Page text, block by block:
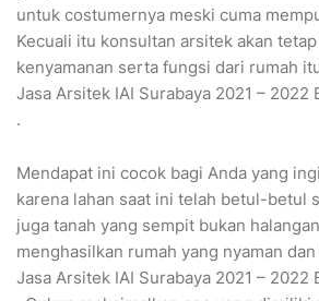
untuk costumernya meski cuma
Kecuali itu konsultan arsitek akan
kenyamanan serta fungsi dari rumah
Jasa Arsitek IAI Surabaya 2021 – 2022
.
Mendapat ini cocok bagi Anda yang
karena lahan saat ini telah betul-betul
juga tanah yang sempit bukan
menghasilkan rumah yang nyaman
Jasa Arsitek IAI Surabaya 2021 – 2022